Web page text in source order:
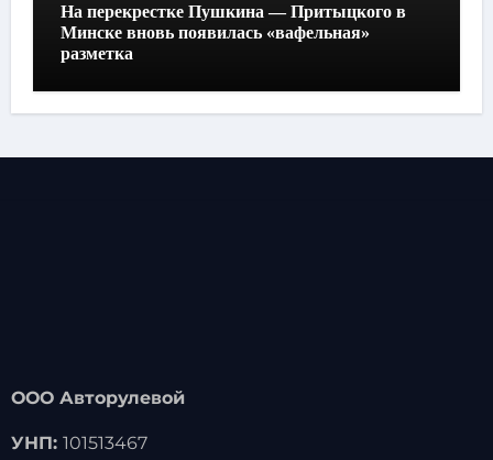
На перекрестке Пушкина — Притыцкого в
Минске вновь появилась «вафельная»
разметка
ООО Авторулевой
УНП: 101513467